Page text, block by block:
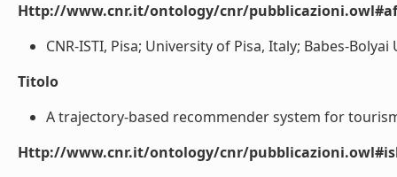
Http://www.cnr.it/ontology/cnr/
CNR-ISTI, Pisa; University of Pisa, Italy; Babes-
Titolo
A trajectory-based recommender system for
Http://www.cnr.it/ontology/cnr/